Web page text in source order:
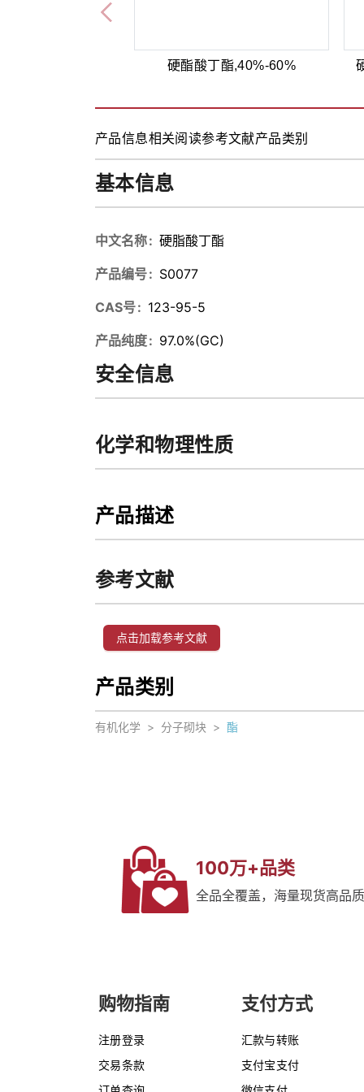
硬酯酸丁酯,40%-60%
产品信息相关阅读参考文献产品类别
基本信息
中文名称 硬脂酸丁酯
产品编号 S0077
CAS号 123-95-5
产品纯度 97.0%(GC)
安全信息
化学和物理性质
产品描述
参考文献
点击加载参考文献
产品类别
有机化学 > 分子砌块 > 酯
100万+品类
全品全覆盖，海量现货高品
购物指南
注册登录
交易条款
支付方式
汇款与转账
支付宝支付